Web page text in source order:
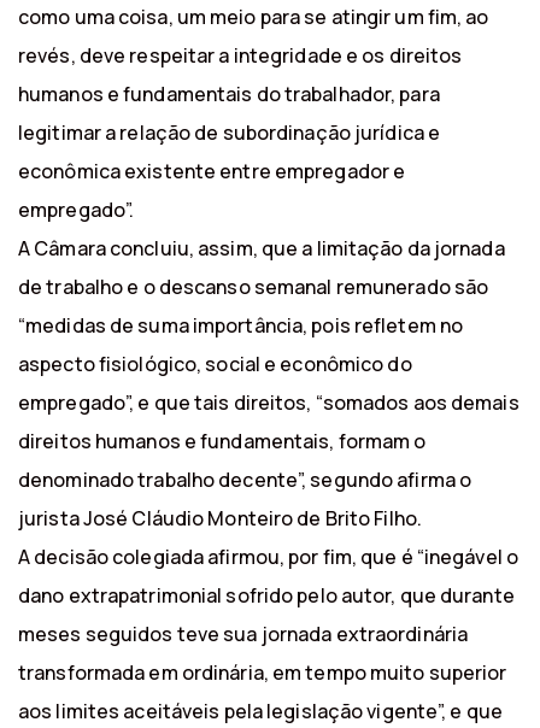
como uma coisa, um meio para se atingir um fim, ao
revés, deve respeitar a integridade e os direitos
humanos e fundamentais do trabalhador, para
legitimar a relação de subordinação jurídica e
econômica existente entre empregador e
empregado”.
A Câmara concluiu, assim, que a limitação da jornada
de trabalho e o descanso semanal remunerado são
“medidas de suma importância, pois refletem no
aspecto fisiológico, social e econômico do
empregado”, e que tais direitos, “somados aos demais
direitos humanos e fundamentais, formam o
denominado trabalho decente”, segundo afirma o
jurista José Cláudio Monteiro de Brito Filho.
A decisão colegiada afirmou, por fim, que é “inegável o
dano extrapatrimonial sofrido pelo autor, que durante
meses seguidos teve sua jornada extraordinária
transformada em ordinária, em tempo muito superior
aos limites aceitáveis pela legislação vigente”, e que